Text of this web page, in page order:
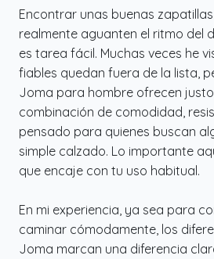
Encontrar unas buenas
realmente aguanten el ritmo del
es tarea fácil. Muchas veces he
fiables quedan fuera de la lista,
Joma para hombre ofrecen
combinación de comodidad,
pensado para quienes buscan
simple calzado. Lo importante
que encaje con tu uso habitual.
En mi experiencia, ya sea para
caminar cómodamente, los
Joma marcan una diferencia